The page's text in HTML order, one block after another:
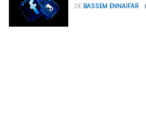
DE BASSEM ENNAIFAR